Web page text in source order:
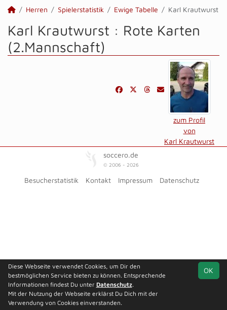
Herren Spielerstatistik Ewige Tabelle Karl Krautwurst
Karl Krautwurst : Rote Karten
(2.Mannschaft)
zum Profil
von
Karl Krautwurst
soccero.de
© 2006 - 2026
Besucherstatistik Kontakt Impressum Datenschutz
OK
Diese Webseite verwendet Cookies, um Dir den
bestmöglichen Service bieten zu können. Entsprechende
Informationen findest Du unter Datenschutz.
Mit der Nutzung der Webseite erklärst Du Dich mit der
Verwendung von Cookies einverstanden.